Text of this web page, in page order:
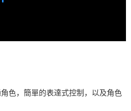
色，簡單的表達式控制，以及角色